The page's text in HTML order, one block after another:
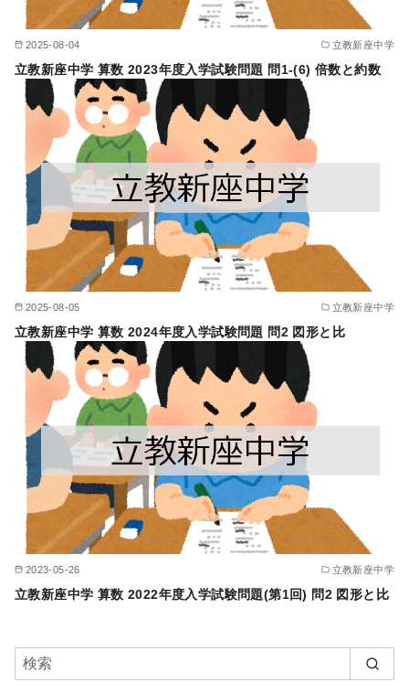
2025-08-04 立教新座中学
立教新座中学 算数 2023年度入学試験問題 問1-(6) 倍数と約数
2025-08-05 立教新座中学
立教新座中学 算数 2024年度入学試験問題 問2 図形と比
2023-05-26 立教新座中学
立教新座中学 算数 2022年度入学試験問題(第1回) 問2 図形と比